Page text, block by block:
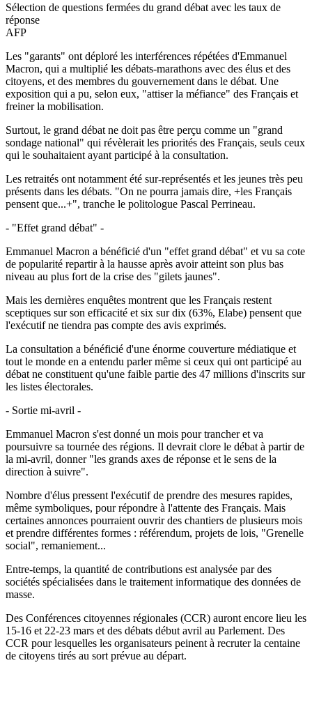
Sélection de questions fermées du grand débat avec les taux de
réponse
AFP
Les "garants" ont déploré les interférences répétées d'Emmanuel
Macron, qui a multiplié les débats-marathons avec des élus et des
citoyens, et des membres du gouvernement dans le débat. Une
exposition qui a pu, selon eux, "attiser la méfiance" des Français et
freiner la mobilisation.
Surtout, le grand débat ne doit pas être perçu comme un "grand
sondage national" qui révèlerait les priorités des Français, seuls ceux
qui le souhaitaient ayant participé à la consultation.
Les retraités ont notamment été sur-représentés et les jeunes très peu
présents dans les débats. "On ne pourra jamais dire, +les Français
pensent que...+", tranche le politologue Pascal Perrineau.
- "Effet grand débat" -
Emmanuel Macron a bénéficié d'un "effet grand débat" et vu sa cote
de popularité repartir à la hausse après avoir atteint son plus bas
niveau au plus fort de la crise des "gilets jaunes".
Mais les dernières enquêtes montrent que les Français restent
sceptiques sur son efficacité et six sur dix (63%, Elabe) pensent que
l'exécutif ne tiendra pas compte des avis exprimés.
La consultation a bénéficié d'une énorme couverture médiatique et
tout le monde en a entendu parler même si ceux qui ont participé au
débat ne constituent qu'une faible partie des 47 millions d'inscrits sur
les listes électorales.
- Sortie mi-avril -
Emmanuel Macron s'est donné un mois pour trancher et va
poursuivre sa tournée des régions. Il devrait clore le débat à partir de
la mi-avril, donner "les grands axes de réponse et le sens de la
direction à suivre".
Nombre d'élus pressent l'exécutif de prendre des mesures rapides,
même symboliques, pour répondre à l'attente des Français. Mais
certaines annonces pourraient ouvrir des chantiers de plusieurs mois
et prendre différentes formes : référendum, projets de lois, "Grenelle
social", remaniement...
Entre-temps, la quantité de contributions est analysée par des
sociétés spécialisées dans le traitement informatique des données de
masse.
Des Conférences citoyennes régionales (CCR) auront encore lieu les
15-16 et 22-23 mars et des débats début avril au Parlement. Des
CCR pour lesquelles les organisateurs peinent à recruter la centaine
de citoyens tirés au sort prévue au départ.